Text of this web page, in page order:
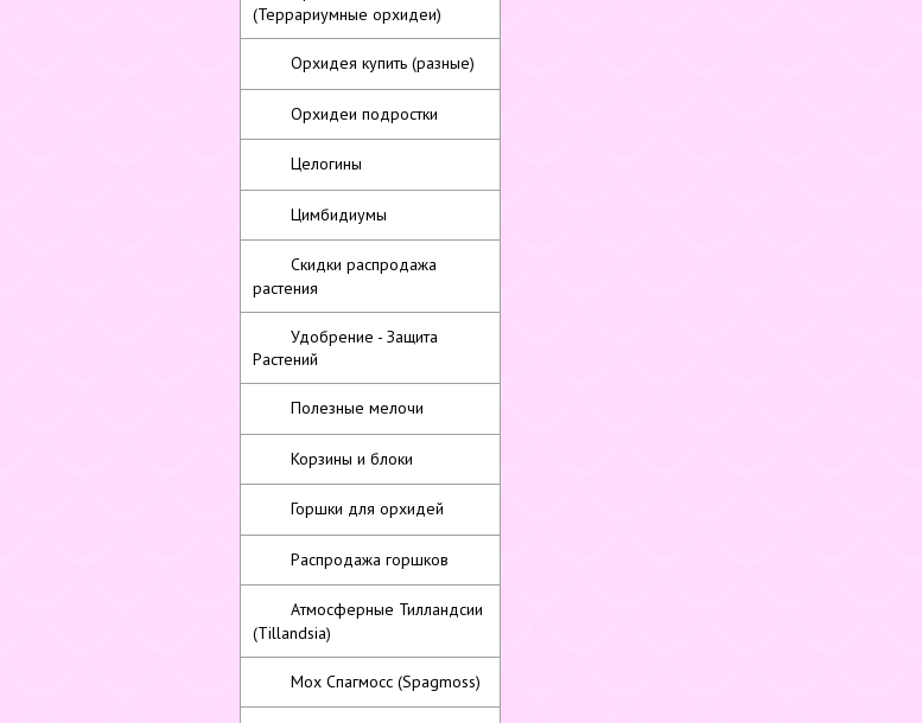
(Террариумные орхидеи)
Орхидея купить (разные)
Орхидеи подростки
Целогины
Цимбидиумы
Скидки распродажа
растения
Удобрение - Защита
Растений
Полезные мелочи
Корзины и блоки
Горшки для орхидей
Распродажа горшков
Атмосферные Тилландсии
(Tillandsia)
Мох Спагмосс (Spagmoss)